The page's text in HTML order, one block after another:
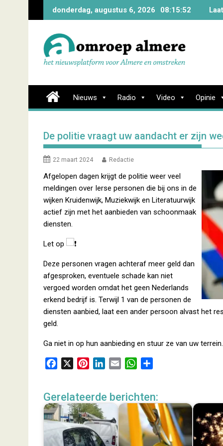
donderdag, augustus 6, 2026 08:15:52
Nieuws Radio Video Opinie
De politie vraagt uw aandacht er zijn
22 maart 2024 Redactie
Afgelopen dagen krijgt de politie weer veel
meldingen over Ierse personen die bij ons in de
wijken Kruidenwijk, Muziekwijk en Literatuurwijk
actief zijn met het aanbieden van schoonmaak
diensten.
Let op
Deze personen vragen achteraf meer geld dan
afgesproken, eventuele schade kan niet
vergoed worden omdat het geen Nederlands
erkend bedrijf is. Terwijl 1 van de personen de
diensten aanbied, laat een ander persoon alvast het
geld.
Ga niet in op hun aanbieding en stuur ze van uw
e
b
o
o
t
e
r
e
k
d
I
i
W
t
s
A
p
e
n
Gerelateerde berichten: